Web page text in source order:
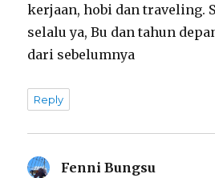
kerjaan, hobi dan traveling.
selalu ya, Bu dan tahun
dari sebelumnya
Reply
Fenni Bungsu